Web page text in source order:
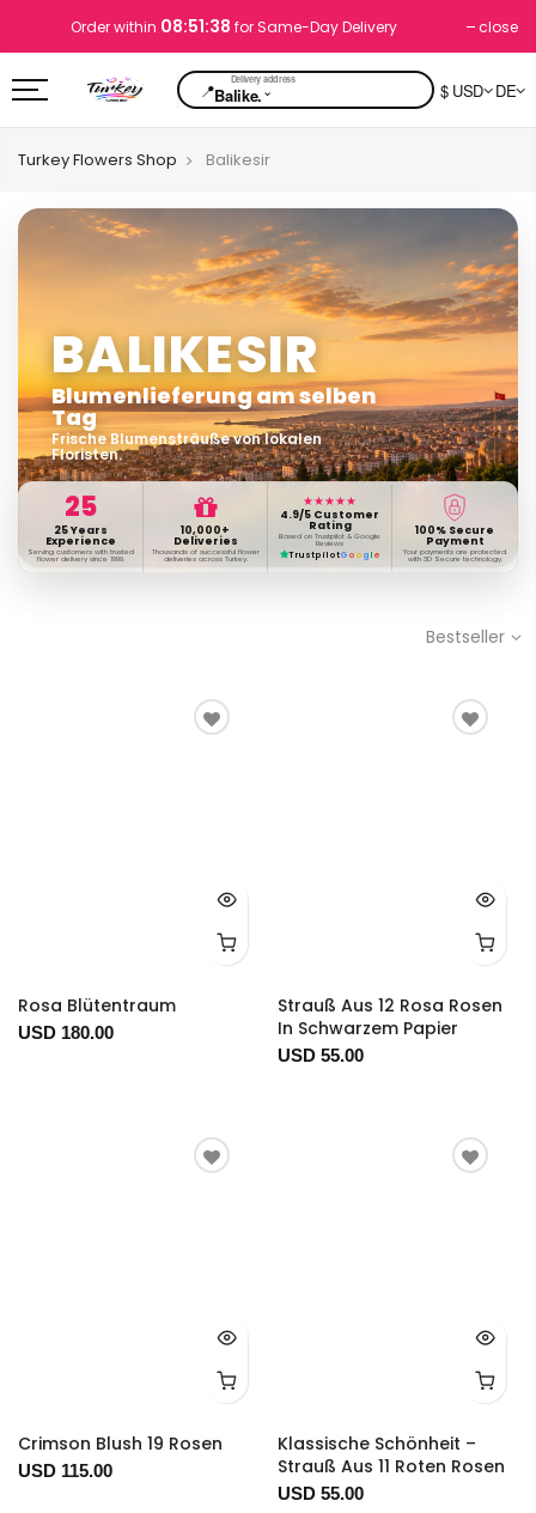
Order within 08:51:37 for Same-Day Delivery close
📍Balike.⌄ $ USD DE
Turkey Flowers Shop Balikesir
BALIKESIR
Blumenlieferung am selben
Tag
Frische Blumensträuße von lokalen
Floristen.
25
25 Years
Experience
Serving customers with trusted
flower delivery since 1999.
10,000+
Deliveries
Thousands of successful flower
deliveries across Turkey.
★★★★★
4.9/5 Customer
Rating
Based on Trustpilot & Google
Reviews
TrustpilotG o o g l e
100% Secure
Payment
Your payments are protected
with 3D Secure technology.
Bestseller
Rosa Blütentraum
USD 180.00
Strauß Aus 12 Rosa Rosen
In Schwarzem Papier
USD 55.00
Crimson Blush 19 Rosen
USD 115.00
Klassische Schönheit –
Strauß Aus 11 Roten Rosen
USD 55.00